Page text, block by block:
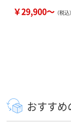
￥29,900～ （税込）
おすす